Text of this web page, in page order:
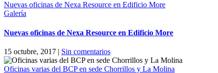
Nuevas oficinas de Nexa Resource en Edificio More
Galería
Nuevas oficinas de Nexa Resource en Edificio More
15 octubre, 2017 | Sin comentarios
Oficinas varias del BCP en sede Chorrillos y La Molina